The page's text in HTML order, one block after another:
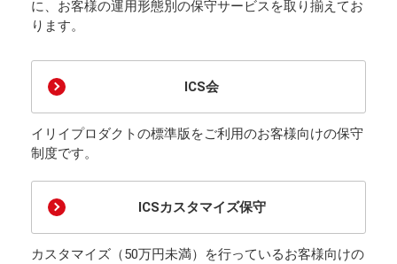
に、お客様の運用形態別の保守サービスを取り揃えてお
ります。
ICS会
イリイプロダクトの標準版をご利用のお客様向けの保守
制度です。
ICSカスタマイズ保守
カスタマイズ（50万円未満）を行っているお客様向けの